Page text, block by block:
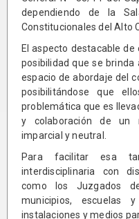
dependiendo de la
Constitucionales del Alto
El aspecto destacable
posibilidad que se brinda
espacio de abordaje del
posibilitándose que
problemática que es
y colaboración de un
imparcial y neutral.
Para facilitar esa
interdisciplinaria con
como los Juzgados
municipios, escuelas
instalaciones y medios